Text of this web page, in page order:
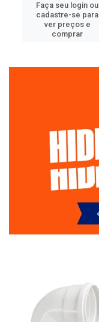
Faça seu login ou
cadastre-se para
ver preços e
comprar